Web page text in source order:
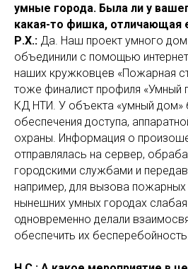
умные города. Была ли у
какая-то фишка, отличающая
Р.Х.: Да. Наш проект умного
объединили с помощью
наших кружковцев «Пожарная
тоже финалист профиля «Умный
КД НТИ. У объекта «умный дом»
обеспечения доступа,
охраны. Информация о
отправлялась на сервер,
городскими службами и
например, для вызова пожарных
нынешних умных городах
одновременно делали
обеспечить их